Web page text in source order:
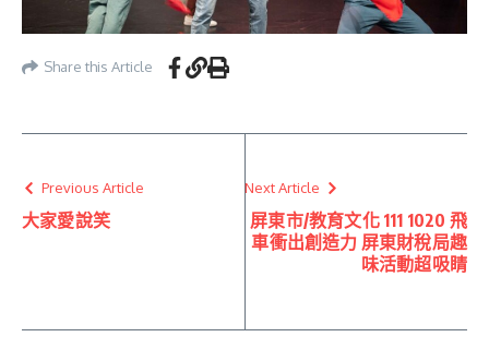
Share this Article
Previous Article
大家愛說笑
Next Article
屏東市/教育文化 111 1020 飛
車衝出創造力 屏東財稅局趣
味活動超吸睛